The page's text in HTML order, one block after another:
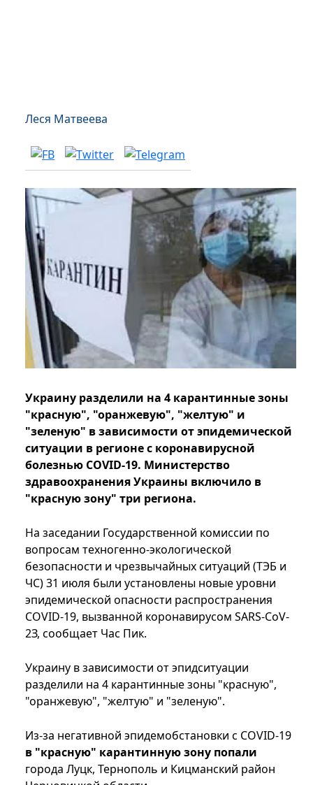
Леся Матвеева
Украину разделили на 4 карантинные зоны
"красную", "оранжевую", "желтую" и
"зеленую" в зависимости от эпидемической
ситуации в регионе с коронавирусной
болезнью COVID-19. Министерство
здравоохранения Украины включило в
"красную зону" три региона.
На заседании Государственной комиссии по
вопросам техногенно-экологической
безопасности и чрезвычайных ситуаций (ТЭБ и
ЧС) 31 июля были установлены новые уровни
эпидемической опасности распространения
COVID-19, вызванной коронавирусом SARS-CoV-
2З, сообщает Час Пик.
Украину в зависимости от эпидситуации
разделили на 4 карантинные зоны "красную",
"оранжевую", "желтую" и "зеленую".
Из-за негативной эпидемобстановки с COVID-19
в "красную" карантинную зону попали
города Луцк, Тернополь и Кицманский район